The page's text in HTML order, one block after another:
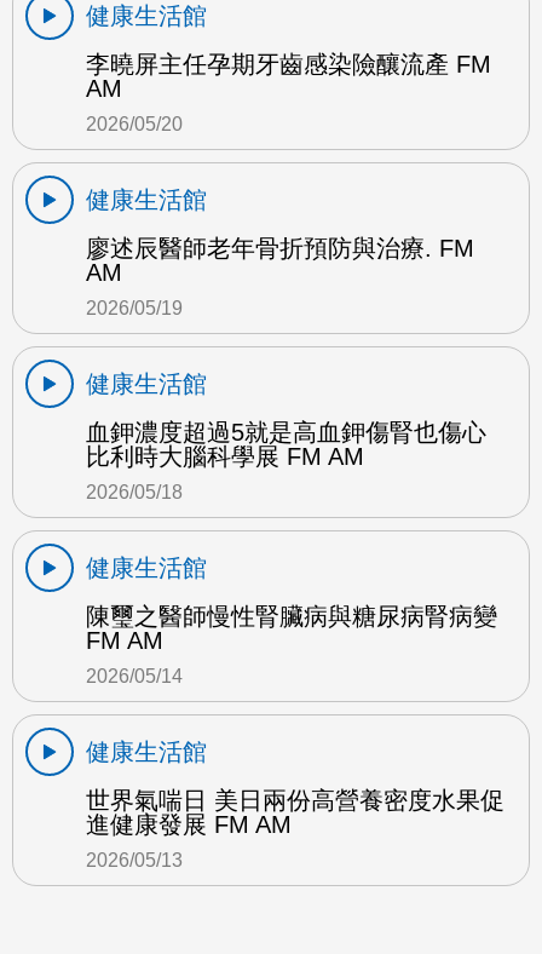
健康生活館
李曉屏主任孕期牙齒感染險釀流產 FM
AM
2026/05/20
健康生活館
廖述辰醫師老年骨折預防與治療. FM
AM
2026/05/19
健康生活館
血鉀濃度超過5就是高血鉀傷腎也傷心
比利時大腦科學展 FM AM
2026/05/18
健康生活館
陳璽之醫師慢性腎臟病與糖尿病腎病變
FM AM
2026/05/14
健康生活館
世界氣喘日 美日兩份高營養密度水果促
進健康發展 FM AM
2026/05/13